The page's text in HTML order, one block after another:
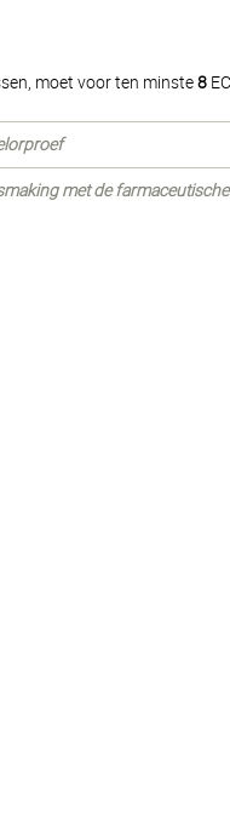
moet voor ten minste8
met de